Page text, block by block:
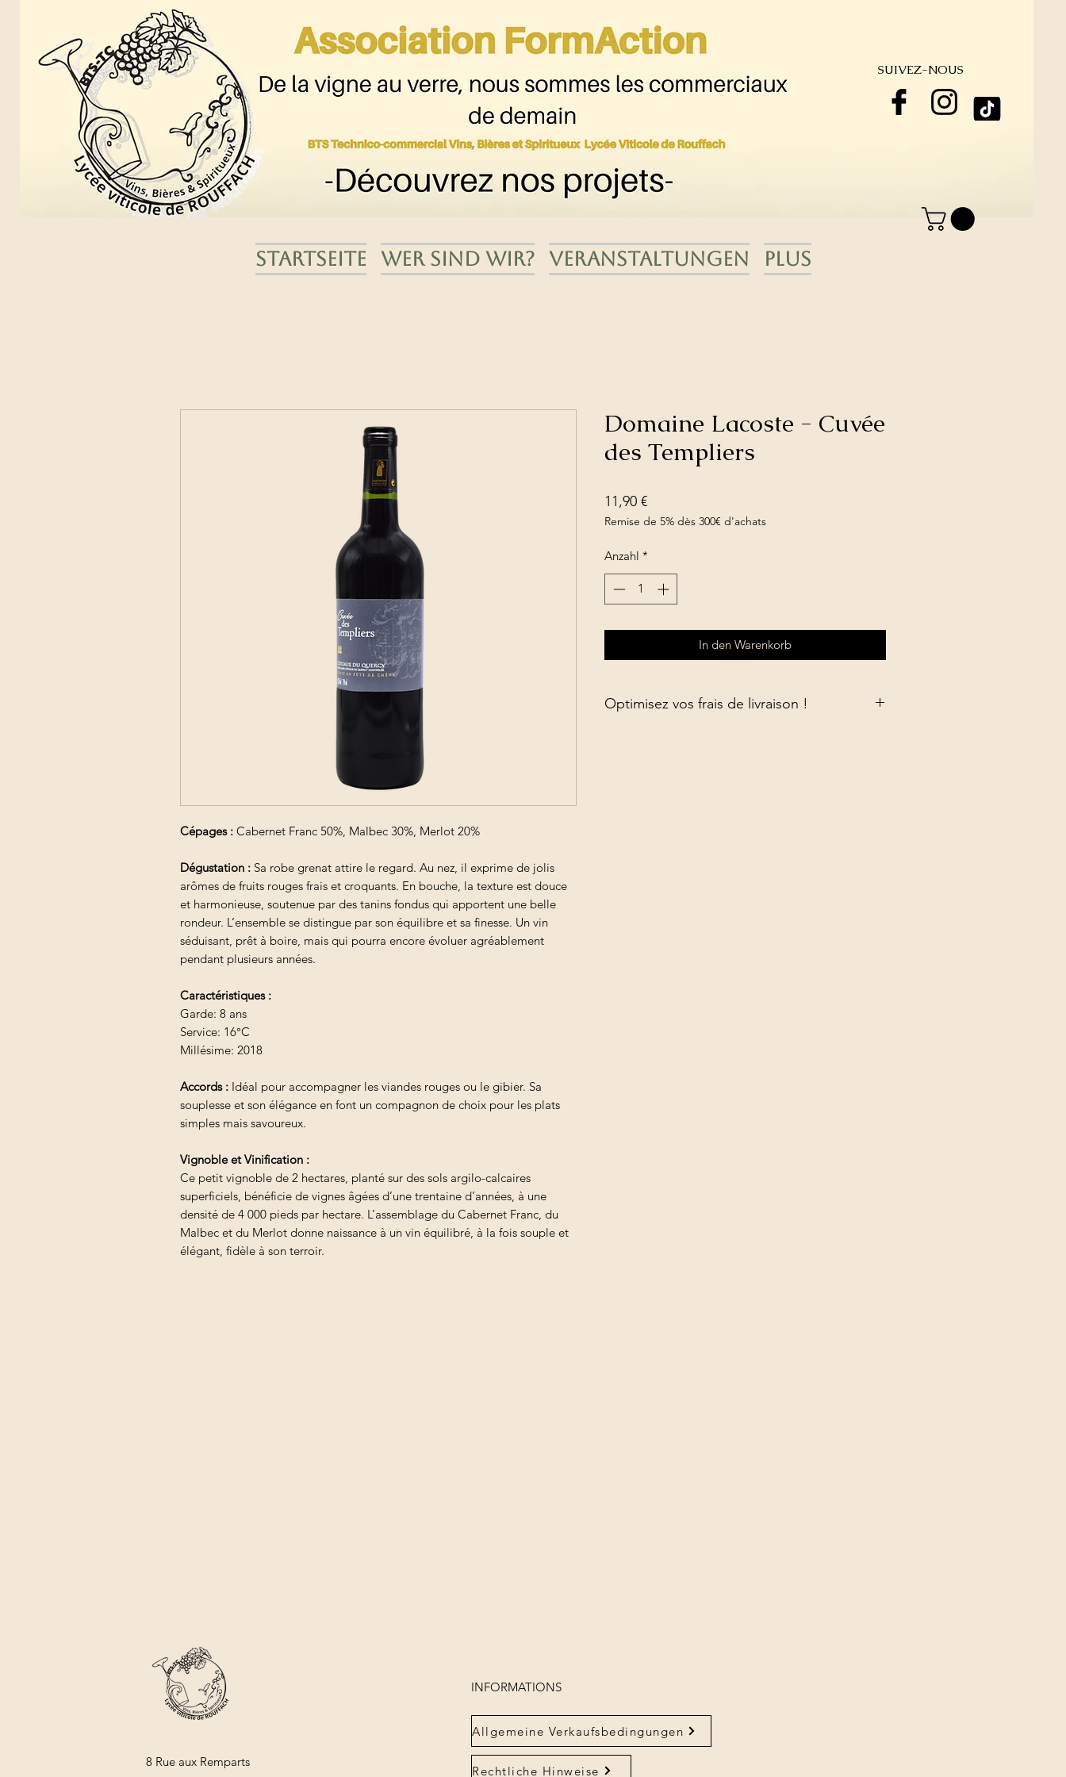
SUIVEZ-NOUS
Startseite Wer sind wir? Veranstaltungen Plus
Cépages : Cabernet Franc 50%, Malbec 30%, Merlot 20%
Dégustation : Sa robe grenat attire le regard. Au nez, il exprime de jolis
arômes de fruits rouges frais et croquants. En bouche, la texture est douce
et harmonieuse, soutenue par des tanins fondus qui apportent une belle
rondeur. L’ensemble se distingue par son équilibre et sa finesse. Un vin
séduisant, prêt à boire, mais qui pourra encore évoluer agréablement
pendant plusieurs années.
Caractéristiques :
Garde: 8 ans
Service: 16°C
Millésime: 2018
Accords : Idéal pour accompagner les viandes rouges ou le gibier. Sa
souplesse et son élégance en font un compagnon de choix pour les plats
simples mais savoureux.
Vignoble et Vinification :
Ce petit vignoble de 2 hectares, planté sur des sols argilo-calcaires
superficiels, bénéficie de vignes âgées d’une trentaine d’années, à une
densité de 4 000 pieds par hectare. L’assemblage du Cabernet Franc, du
Malbec et du Merlot donne naissance à un vin équilibré, à la fois souple et
élégant, fidèle à son terroir.
Domaine Lacoste - Cuvée
des Templiers
11,90 €Preis
Remise de 5% dès 300€ d'achats
Anzahl *
In den Warenkorb
Optimisez vos frais de livraison !
8 Rue aux Remparts
INFORMATIONS
Allgemeine Verkaufsbedingungen
Rechtliche Hinweise